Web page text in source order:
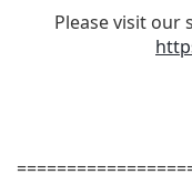
Please visit our